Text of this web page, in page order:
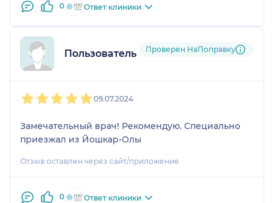
0 Ответ клиники
Пользователь НаПоправку
Проверен НаПоправку
09.07.2024
Замечательный врач! Рекомендую. Специально
приезжал из Йошкар-Олы
Отзыв оставлен через сайт/приложение
0 Ответ клиники